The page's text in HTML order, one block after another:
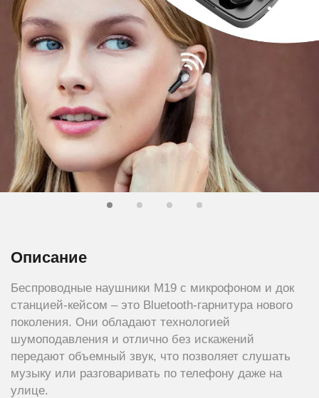
Описание
Беспроводные наушники M19 с микрофоном и док
станцией-кейсом – это Bluetooth-гарнитура нового
поколения. Они обладают технологией
шумоподавления и отлично без искажений
передают объемный звук, что позволяет слушать
музыку или разговаривать по телефону даже на
улице.